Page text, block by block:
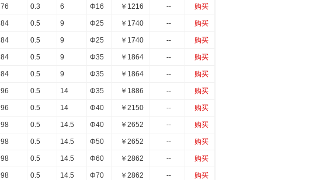
76 0.3 6 Φ16 ￥ 1216 -- 购买
84 0.5 9 Φ25 ￥ 1740 -- 购买
84 0.5 9 Φ25 ￥ 1740 -- 购买
84 0.5 9 Φ35 ￥ 1864 -- 购买
84 0.5 9 Φ35 ￥ 1864 -- 购买
96 0.5 14 Φ35 ￥ 1886 -- 购买
96 0.5 14 Φ40 ￥ 2150 -- 购买
98 0.5 14.5 Φ40 ￥ 2652 -- 购买
98 0.5 14.5 Φ50 ￥ 2652 -- 购买
98 0.5 14.5 Φ60 ￥ 2862 -- 购买
98 0.5 14.5 Φ70 ￥ 2862 -- 购买